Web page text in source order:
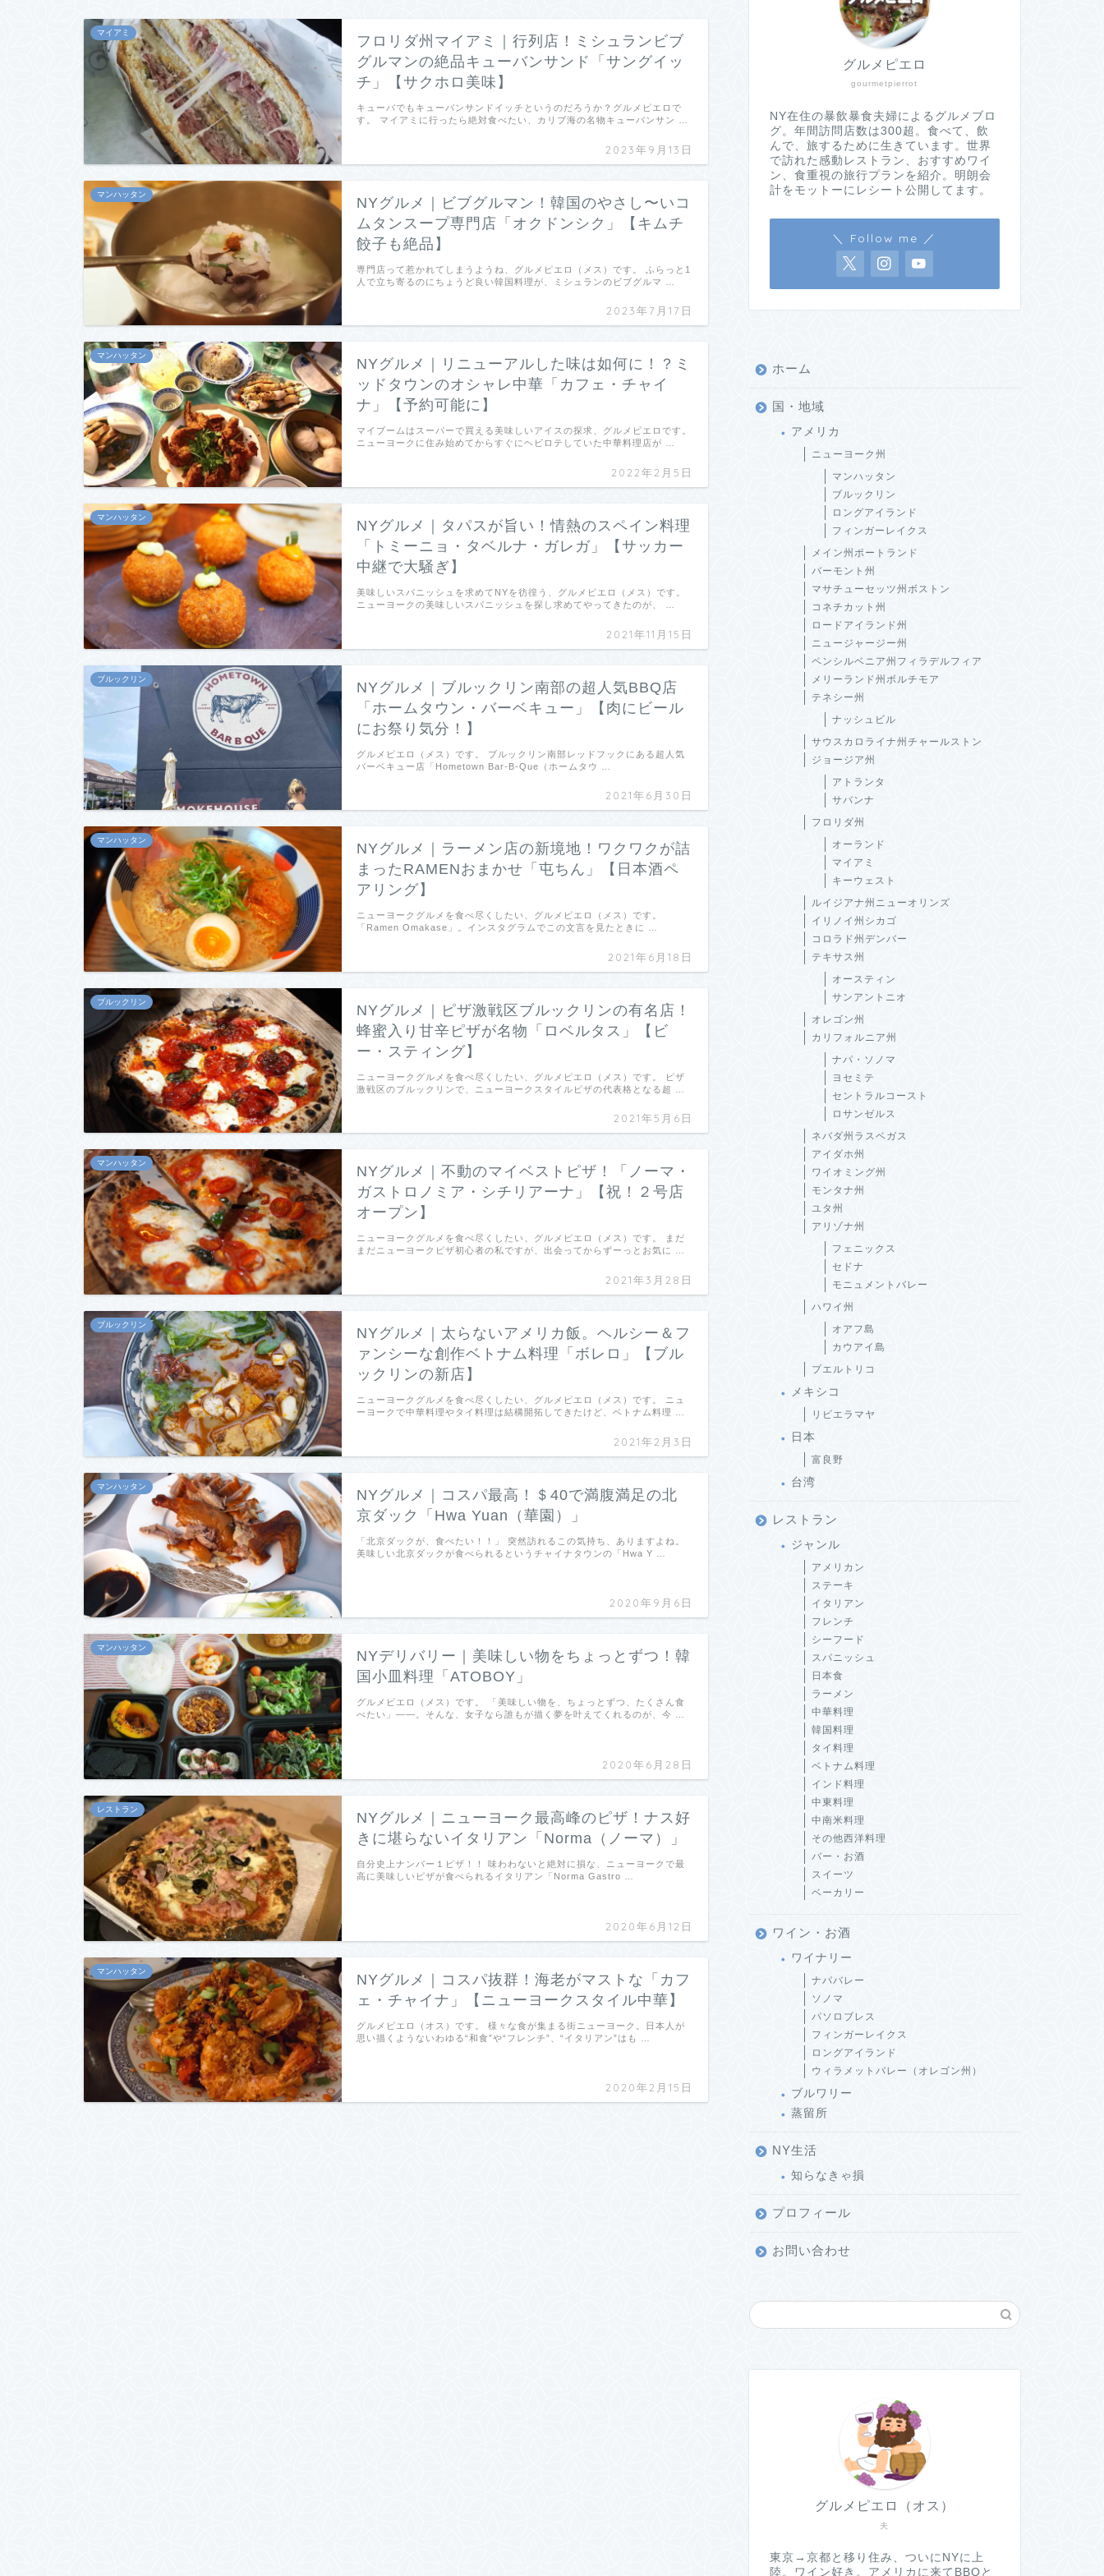
マイアミ
フロリダ州マイアミ｜行列店！ミシュランビブ
グルマンの絶品キューバンサンド「サングイッ
チ」【サクホロ美味】
2023年9月13日
キューバでもキューバンサンドイッチというのだろうか？グルメピエロで
す。 マイアミに行ったら絶対食べたい、カリブ海の名物キューバンサン …
マンハッタン
NYグルメ｜ビブグルマン！韓国のやさし〜いコ
ムタンスープ専門店「オクドンシク」【キムチ
餃子も絶品】
2023年7月17日
専門店って惹かれてしまうようね、グルメピエロ（メス）です。 ふらっと1
人で立ち寄るのにちょうど良い韓国料理が、ミシュランのビブグルマ …
マンハッタン
NYグルメ｜リニューアルした味は如何に！？ミ
ッドタウンのオシャレ中華「カフェ・チャイ
ナ」【予約可能に】
2022年2月5日
マイブームはスーパーで買える美味しいアイスの探求、グルメピエロです。
ニューヨークに住み始めてからすぐにヘビロテしていた中華料理店が …
マンハッタン
NYグルメ｜タパスが旨い！情熱のスペイン料理
「トミーニョ・タベルナ・ガレガ」【サッカー
中継で大騒ぎ】
2021年11月15日
美味しいスパニッシュを求めてNYを彷徨う、グルメピエロ（メス）です。
ニューヨークの美味しいスパニッシュを探し求めてやってきたのが、 …
ブルックリン
NYグルメ｜ブルックリン南部の超人気BBQ店
「ホームタウン・バーベキュー」【肉にビール
にお祭り気分！】
2021年6月30日
グルメピエロ（メス）です。 ブルックリン南部レッドフックにある超人気
バーベキュー店「Hometown Bar-B-Que（ホームタウ …
マンハッタン
NYグルメ｜ラーメン店の新境地！ワクワクが詰
まったRAMENおまかせ「屯ちん」【日本酒ペ
アリング】
2021年6月18日
ニューヨークグルメを食べ尽くしたい、グルメピエロ（メス）です。
「Ramen Omakase」。インスタグラムでこの文言を見たときに …
ブルックリン
NYグルメ｜ピザ激戦区ブルックリンの有名店！
蜂蜜入り甘辛ピザが名物「ロベルタス」【ビ
ー・スティング】
2021年5月6日
ニューヨークグルメを食べ尽くしたい、グルメピエロ（メス）です。 ピザ
激戦区のブルックリンで、ニューヨークスタイルピザの代表格となる超 …
マンハッタン
NYグルメ｜不動のマイベストピザ！「ノーマ・
ガストロノミア・シチリアーナ」【祝！２号店
オープン】
2021年3月28日
ニューヨークグルメを食べ尽くしたい、グルメピエロ（メス）です。 まだ
まだニューヨークピザ初心者の私ですが、出会ってからずーっとお気に …
ブルックリン
NYグルメ｜太らないアメリカ飯。ヘルシー＆フ
ァンシーな創作ベトナム料理「ボレロ」【ブル
ックリンの新店】
2021年2月3日
ニューヨークグルメを食べ尽くしたい、グルメピエロ（メス）です。 ニュ
ーヨークで中華料理やタイ料理は結構開拓してきたけど、ベトナム料理 …
マンハッタン
NYグルメ｜コスパ最高！＄40で満腹満足の北
京ダック「Hwa Yuan（華園）」
2020年9月6日
「北京ダックが、食べたい！！」 突然訪れるこの気持ち、ありますよね。
美味しい北京ダックが食べられるというチャイナタウンの「Hwa Y …
マンハッタン
NYデリバリー｜美味しい物をちょっとずつ！韓
国小皿料理「ATOBOY」
2020年6月28日
グルメピエロ（メス）です。 「美味しい物を、ちょっとずつ、たくさん食
べたい」——。そんな、女子なら誰もが描く夢を叶えてくれるのが、今 …
レストラン
NYグルメ｜ニューヨーク最高峰のピザ！ナス好
きに堪らないイタリアン「Norma（ノーマ）」
2020年6月12日
自分史上ナンバー１ピザ！！ 味わわないと絶対に損な、ニューヨークで最
高に美味しいピザが食べられるイタリアン「Norma Gastro …
マンハッタン
NYグルメ｜コスパ抜群！海老がマストな「カフ
ェ・チャイナ」【ニューヨークスタイル中華】
2020年2月15日
グルメピエロ（オス）です。 様々な食が集まる街ニューヨーク。日本人が
思い描くようないわゆる“和食”や“フレンチ”、“イタリアン”はも …
gourmetpierrot
グルメピエロ
NY在住の暴飲暴食夫婦によるグルメブロ
グ。年間訪問店数は300超。食べて、飲
んで、旅するために生きています。世界
で訪れた感動レストラン、おすすめワイ
ン、食重視の旅行プランを紹介。明朗会
計をモットーにレシート公開してます。
＼ Follow me ／
ホーム
国・地域
アメリカ
ニューヨーク州
マンハッタン
ブルックリン
ロングアイランド
フィンガーレイクス
メイン州ポートランド
バーモント州
マサチューセッツ州ボストン
コネチカット州
ロードアイランド州
ニュージャージー州
ペンシルベニア州フィラデルフィア
メリーランド州ボルチモア
テネシー州
ナッシュビル
サウスカロライナ州チャールストン
ジョージア州
アトランタ
サバンナ
フロリダ州
オーランド
マイアミ
キーウェスト
ルイジアナ州ニューオリンズ
イリノイ州シカゴ
コロラド州デンバー
テキサス州
オースティン
サンアントニオ
オレゴン州
カリフォルニア州
ナパ・ソノマ
ヨセミテ
セントラルコースト
ロサンゼルス
ネバダ州ラスベガス
アイダホ州
ワイオミング州
モンタナ州
ユタ州
アリゾナ州
フェニックス
セドナ
モニュメントバレー
ハワイ州
オアフ島
カウアイ島
プエルトリコ
メキシコ
リビエラマヤ
日本
富良野
台湾
レストラン
ジャンル
アメリカン
ステーキ
イタリアン
フレンチ
シーフード
スパニッシュ
日本食
ラーメン
中華料理
韓国料理
タイ料理
ベトナム料理
インド料理
中東料理
中南米料理
その他西洋料理
バー・お酒
スイーツ
ベーカリー
ワイン・お酒
ワイナリー
ナパバレー
ソノマ
パソロブレス
フィンガーレイクス
ロングアイランド
ウィラメットバレー（オレゴン州）
ブルワリー
蒸留所
NY生活
知らなきゃ損
プロフィール
お問い合わせ
夫
グルメピエロ（オス）
東京→京都と移り住み、ついにNYに上
陸。ワイン好き。アメリカに来てBBQと